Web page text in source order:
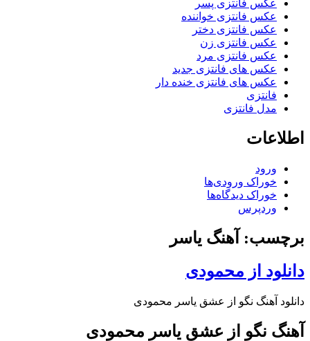
عکس فانتزی پسر
عکس فانتزی خواننده
عکس فانتزی دختر
عکس فانتزی زن
عکس فانتزی مرد
عکس های فانتزی جدید
عکس های فانتزی خنده دار
فانتزی
مدل فانتزی
اطلاعات
ورود
خوراک ورودی‌ها
خوراک دیدگاه‌ها
وردپرس
برچسب: آهنگ یاسر
دانلود از محمودی
دانلود آهنگ نگو از عشق یاسر محمودی
آهنگ نگو از عشق یاسر محمودی